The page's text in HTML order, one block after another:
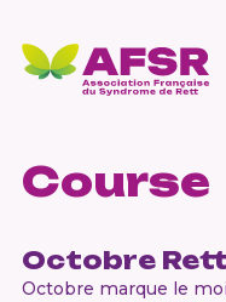
Course
Octobre Rett
Octobre marque le